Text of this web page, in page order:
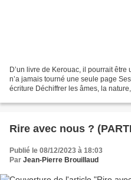
D’un livre de Kerouac, il pourrait
n’a jamais tourné une seule page
écriture Déchiffrer les âmes, la
Rire avec nous ?
Publié le 08/12/2023 à 18:03
Par Jean-Pierre Brouillaud